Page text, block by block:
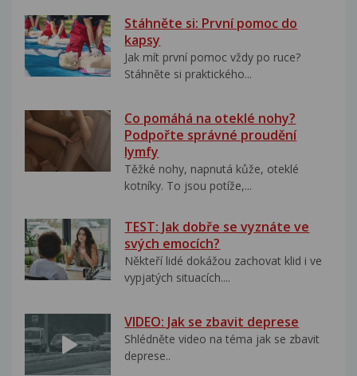
Stáhněte si: První pomoc do
kapsy
Jak mít první pomoc vždy po ruce?
Stáhněte si praktického...
Co pomáhá na oteklé nohy?
Podpořte správné proudění
lymfy
Těžké nohy, napnutá kůže, oteklé
kotníky. To jsou potíže,...
TEST: Jak dobře se vyznáte ve
svých emocích?
Někteří lidé dokážou zachovat klid i ve
vypjatých situacích....
VIDEO: Jak se zbavit deprese
Shlédněte video na téma jak se zbavit
deprese..